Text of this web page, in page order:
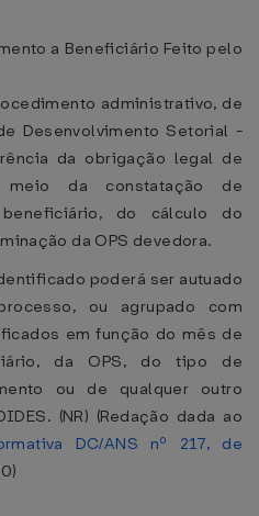
a Beneficiário Feito pelo
administrativo, de
Desenvolvimento Setorial -
da obrigação legal de
da constatação de
do cálculo do
da OPS devedora.
poderá ser autuado
ou agrupado com
em função do mês de
da OPS, do tipo de
ou de qualquer outro
(NR) (Redação dada ao
DC/ANS nº 217, de